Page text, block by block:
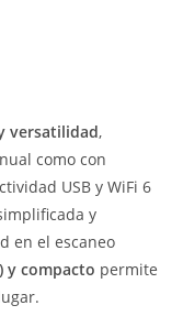
versatilidad,
como con
USB y WiFi 6
y
en el escaneo
y compacto permite